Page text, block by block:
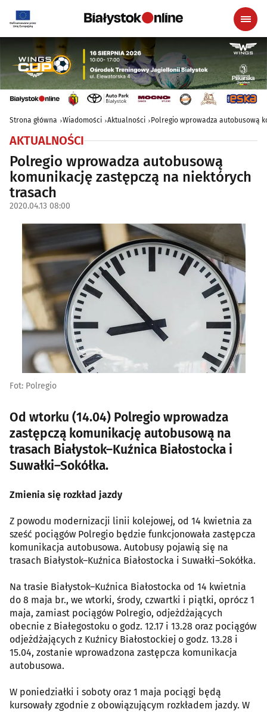
Strona główna Wiadomości Aktualności Polregio wprowadza autobusową
AKTUALNOŚCI
Polregio wprowadza autobusową
komunikację zastępczą na niektórych
trasach
2020.04.13 08:00
Fot: Polregio
Od wtorku (14.04) Polregio wprowadza
zastępczą komunikację autobusową na
trasach Białystok–Kuźnica Białostocka i
Suwałki–Sokółka.
Zmienia się rozkład jazdy
Z powodu modernizacji linii kolejowej, od 14 kwietnia za
sześć pociągów Polregio będzie funkcjonowała zastępcza
komunikacja autobusowa. Autobusy pojawią się na
trasach Białystok–Kuźnica Białostocka i Suwałki–Sokółka.
Na trasie Białystok–Kuźnica Białostocka od 14 kwietnia
do 8 maja br., we wtorki, środy, czwartki i piątki, oprócz 1
maja, zamiast pociągów Polregio, odjeżdżających
obecnie z Białegostoku o godz. 12.17 i 13.28 oraz pociągów
odjeżdżających z Kuźnicy Białostockiej o godz. 13.28 i
15.04, zostanie wprowadzona zastępcza komunikacja
autobusowa.
W poniedziałki i soboty oraz 1 maja pociągi będą
kursowały zgodnie z obowiązującym rozkładem jazdy. W